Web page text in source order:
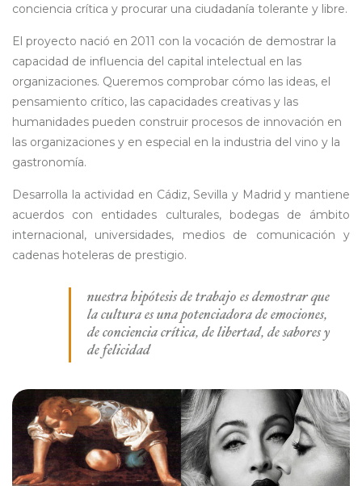
conciencia crítica y procurar una ciudadanía tolerante y libre.
El proyecto nació en 2011 con la vocación de demostrar la
capacidad de influencia del capital intelectual en las
organizaciones. Queremos comprobar cómo las ideas, el
pensamiento crítico, las capacidades creativas y las
humanidades pueden construir procesos de innovación en
las organizaciones y en especial en la industria del vino y la
gastronomía.
Desarrolla la actividad en Cádiz, Sevilla y Madrid y mantiene
acuerdos con entidades culturales, bodegas de ámbito
internacional, universidades, medios de comunicación y
cadenas hoteleras de prestigio.
nuestra hipótesis de trabajo es demostrar que
la cultura es una potenciadora de emociones,
de conciencia crítica, de libertad, de sabores y
de felicidad